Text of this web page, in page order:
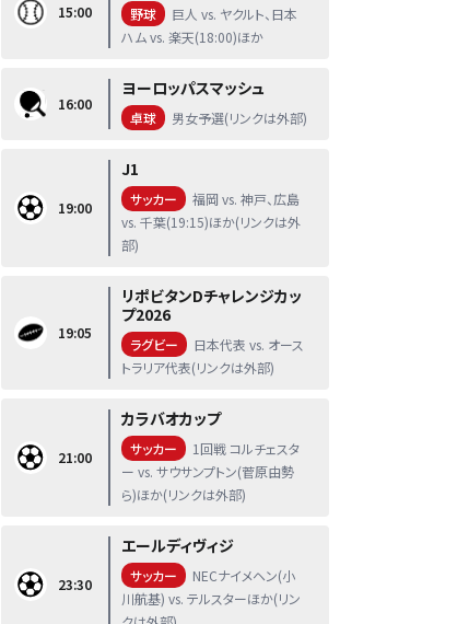
15:00 野球
巨人 vs. ヤクルト、日本
ハム vs. 楽天(18:00)ほか
16:00
ヨーロッパスマッシュ
卓球 男女予選(リンクは外部)
19:00
J1
サッカー
福岡 vs. 神戸、広島
vs. 千葉(19:15)ほか(リンクは外
部)
19:05
リポビタンDチャレンジカッ
プ2026
ラグビー
日本代表 vs. オース
トラリア代表(リンクは外部)
21:00
カラバオカップ
サッカー
1回戦 コルチェスタ
ー vs. サウサンプトン(菅原由勢
ら)ほか(リンクは外部)
23:30
エールディヴィジ
サッカー
NECナイメヘン(小
川航基) vs. テルスターほか(リン